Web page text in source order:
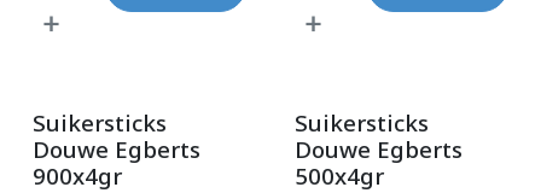
Suikersticks
Douwe Egberts
900x4gr
Suikersticks
Douwe Egberts
500x4gr